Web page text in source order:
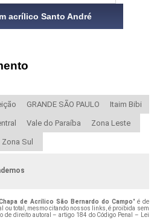
acrílico Santo André
GRANDE SÃO PAULO Itaim Bibi
Vale do Paraíba Zona Leste
Zona Sul
de Acrílico São Bernardo do Campo" é de
ou total, mesmo citando nossos links, é proibida sem
de direito autoral – artigo 184 do Código Penal – Lei